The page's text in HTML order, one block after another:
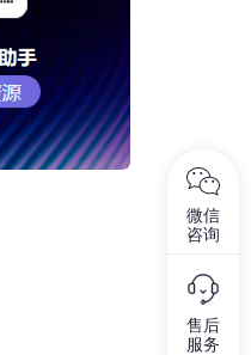
微信
咨询
售后
服务